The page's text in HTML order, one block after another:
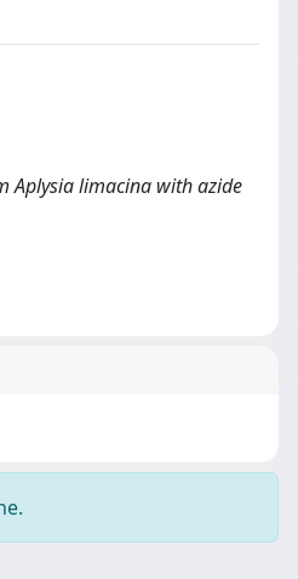
Aplysia limacina with azide